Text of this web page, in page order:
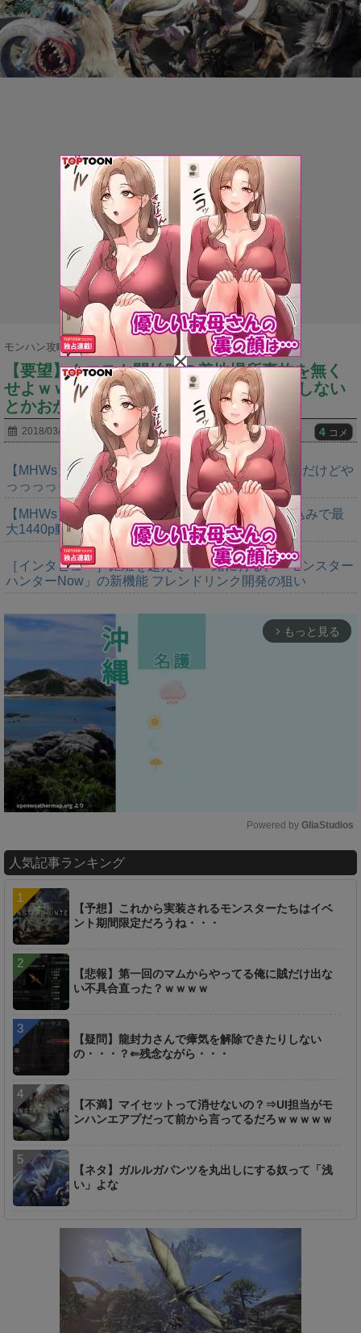
モンハン攻略まとめ隊 > 不満・要望
【要望】クエスト開始時の着地場所事故を無く
せよｗｗｗ開幕時はミスるのに●●はミスしない
とかおかしいだろ…
2018/03/04 4 コメ
【MHWs】ゴールドエディションの値段今知ったんだけどや
っっっっっっすwwwww
【MHWs】「Switch2版モンハンワイルズはDLSS込みで最
大1440p動作」
［インタビュー］距離を超えて，一緒に狩る。「モンスター
ハンターNow」の新機能 フレンドリンク開発の狙い
arrow_forward_ios もっと見る
u
e
Powered by GliaStudios
人気記事ランキング
【予想】これから実装されるモンスターたちはイベ
ント期間限定だろうね・・・
【悲報】第一回のマムからやってる俺に賊だけ出な
い不具合直った？ｗｗｗｗ
【疑問】龍封力さんで瘴気を解除できたりしない
の・・・？⇐残念ながら・・・
【不満】マイセットって消せないの？⇒UI担当がモ
ンハンエアプだって前から言ってるだろｗｗｗｗｗ
【ネタ】ガルルガパンツを丸出しにする奴って「浅
い」よな